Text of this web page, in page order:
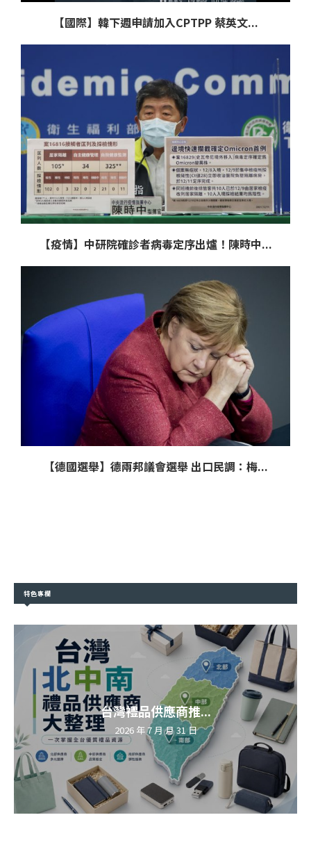
【國際】韓下週申請加入CPTPP 蔡英文...
【疫情】中研院確診者病毒定序出爐！陳時中...
【德國選舉】德兩邦議會選舉 出口民調：梅...
特色專欄
台灣禮品供應商推...
2026 年 7 月 月 31 日